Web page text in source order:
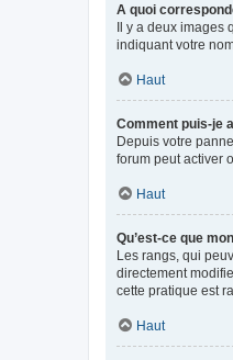
A quoi
Il y a deux images
indiquant votre
Haut
Comment puis-je
Depuis votre
forum peut activer
Haut
Qu’est-ce que
Les rangs, qui
directement
cette pratique est
Haut